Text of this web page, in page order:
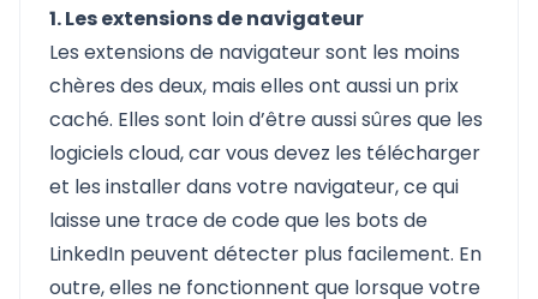
1. Les extensions de navigateur
Les extensions de navigateur sont les moins
chères des deux, mais elles ont aussi un prix
caché. Elles sont loin d’être aussi sûres que les
logiciels cloud, car vous devez les télécharger
et les installer dans votre navigateur, ce qui
laisse une trace de code que les bots de
LinkedIn peuvent détecter plus facilement. En
outre, elles ne fonctionnent que lorsque votre